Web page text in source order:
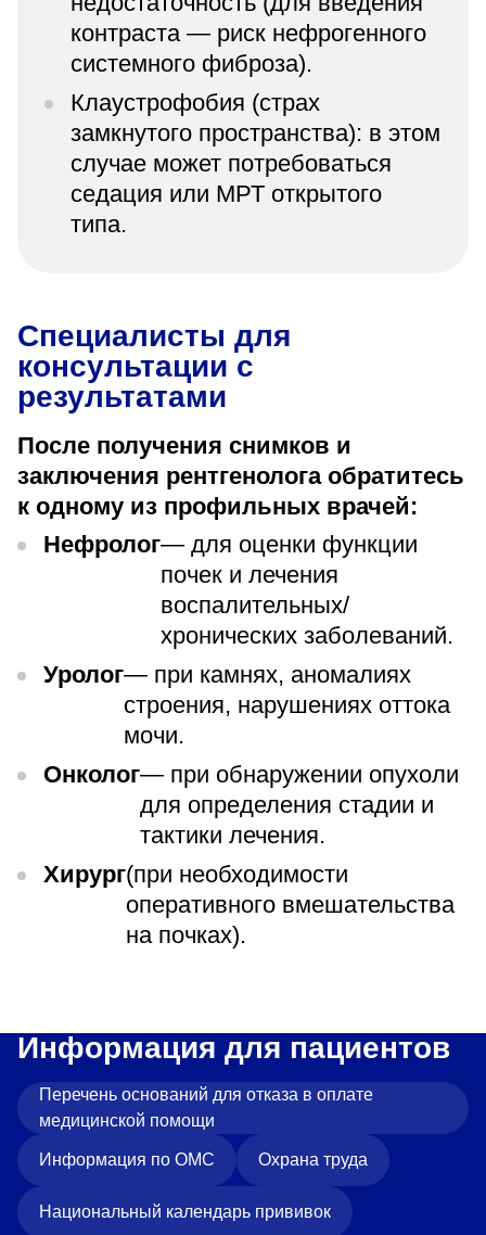
контраста — риск нефрогенного
системного фиброза).
Клаустрофобия (страх
замкнутого пространства): в этом
случае может потребоваться
седация или МРТ открытого
типа.
Специалисты для
консультации с
результатами
После получения снимков и
заключения рентгенолога обратитесь
к одному из профильных врачей:
Нефролог— для оценки функции
почек и лечения
воспалительных/
хронических заболеваний.
Уролог— при камнях, аномалиях
строения, нарушениях оттока
мочи.
Онколог— при обнаружении опухоли
для определения стадии и
тактики лечения.
Хирург(при необходимости
оперативного вмешательства
на почках).
Информация для пациентов
Перечень оснований для отказа в оплате
медицинской помощи
Информация по ОМС Охрана труда
Национальный календарь прививок